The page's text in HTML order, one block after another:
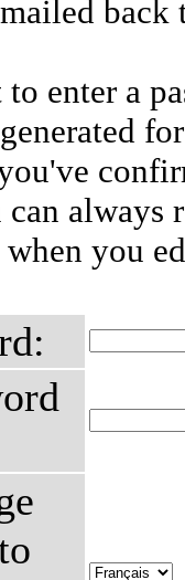
enter a
always
you